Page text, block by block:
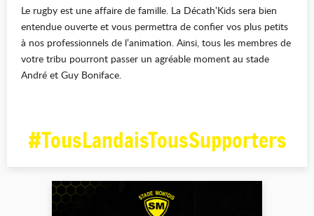
Le rugby est une affaire de famille. La Décath’Kids sera bien
entendue ouverte et vous permettra de confier vos plus petits
à nos professionnels de l’animation. Ainsi, tous les membres de
votre tribu pourront passer un agréable moment au stade
André et Guy Boniface.
#TousLandaisTousSupporters